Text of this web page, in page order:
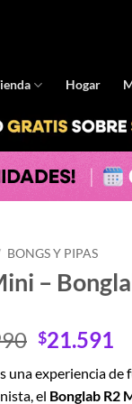
Hogar
BONGS Y PIPAS
–
El
original
$21.591
una experiencia
el Bonglab R2